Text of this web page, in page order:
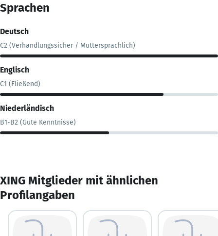
Sprachen
Deutsch
C2 (Verhandlungssicher / Muttersprachlich)
Englisch
C1 (Fließend)
Niederländisch
B1-B2 (Gute Kenntnisse)
XING Mitglieder mit ähnlichen
Profilangaben